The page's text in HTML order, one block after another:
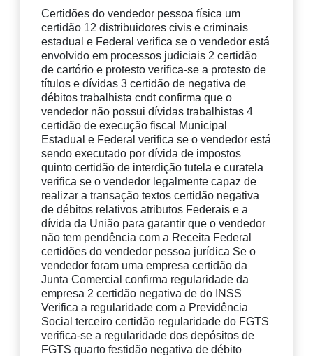
Certidões do vendedor pessoa física um
certidão 12 distribuidores civis e criminais
estadual e Federal verifica se o vendedor está
envolvido em processos judiciais 2 certidão
de cartório e protesto verifica-se a protesto de
títulos e dívidas 3 certidão de negativa de
débitos trabalhista cndt confirma que o
vendedor não possui dívidas trabalhistas 4
certidão de execução fiscal Municipal
Estadual e Federal verifica se o vendedor está
sendo executado por dívida de impostos
quinto certidão de interdição tutela e curatela
verifica se o vendedor legalmente capaz de
realizar a transação textos certidão negativa
de débitos relativos atributos Federais e a
dívida da União para garantir que o vendedor
não tem pendência com a Receita Federal
certidões do vendedor pessoa jurídica Se o
vendedor foram uma empresa certidão da
Junta Comercial confirma regularidade da
empresa 2 certidão negativa de do INSS
Verifica a regularidade com a Previdência
Social terceiro certidão regularidade do FGTS
verifica-se a regularidade dos depósitos de
FGTS quarto festidão negativa de débito